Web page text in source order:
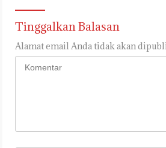
Tinggalkan Balasan
Alamat email Anda tidak akan